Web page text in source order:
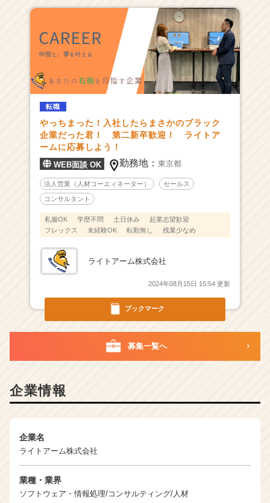
ブックマーク
転職
やっちまった！入社したらまさかのブラック
企業だった君！ 第二新卒歓迎！ ライトア
ームに応募しよう！
WEB面談 OK 勤務地：東京都
法人営業（人材コーエィネーター） セールス
コンサルタント
私服OK 学歴不問 土日休み
起業志望歓迎
フレックス
未経験OK 転勤無し 残業少なめ
ライトアーム株式会社
2024年08月15日 15:54 更新
募集一覧へ
企業情報
企業名
ライトアーム株式会社
業種・業界
ソフトウェア・情報処理/コンサルティング/人材